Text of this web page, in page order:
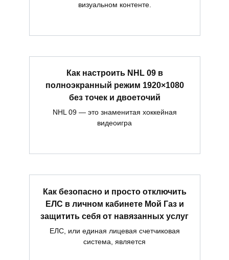
визуальном контенте.
Как настроить NHL 09 в
полноэкранный режим 1920×1080
без точек и двоеточий
NHL 09 — это знаменитая хоккейная
видеоигра
Как безопасно и просто отключить
ЕЛС в личном кабинете Мой Газ и
защитить себя от навязанных услуг
ЕЛС, или единая лицевая счетчиковая
система, является